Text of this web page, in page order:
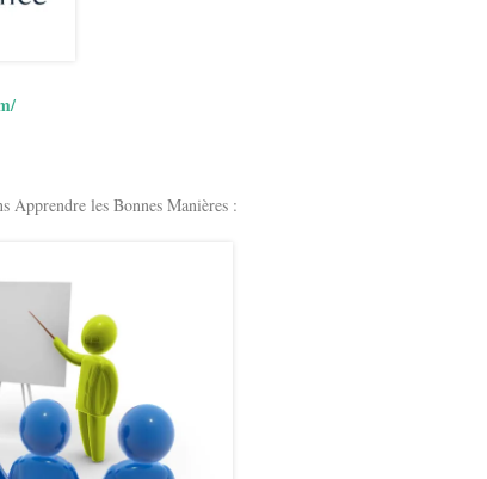
Apprendre les Bonnes Manières :